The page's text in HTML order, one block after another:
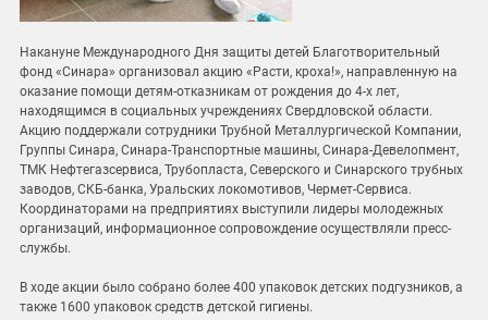
Накануне Международного Дня защиты детей Благотворительный
фонд «Синара» организовал акцию «Расти, кроха!», направленную на
оказание помощи детям-отказникам от рождения до 4-х лет,
находящимся в социальных учреждениях Свердловской области.
Акцию поддержали сотрудники Трубной Металлургической Компании,
Группы Синара, Синара-Транспортные машины, Синара-Девелопмент,
ТМК Нефтегазсервиса, Трубопласта, Северского и Синарского трубных
заводов, СКБ-банка, Уральских локомотивов, Чермет-Сервиса.
Координаторами на предприятиях выступили лидеры молодежных
организаций, информационное сопровождение осуществляли пресс-
службы.
В ходе акции было собрано более 400 упаковок детских подгузников, а
также 1600 упаковок средств детской гигиены.